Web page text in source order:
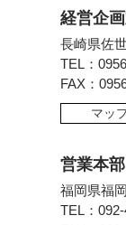
経営企画
長崎県佐
TEL：
FAX：
マッ
営業本
福岡県福
TEL：